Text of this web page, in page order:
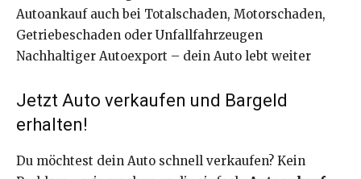
Autoankauf auch bei Totalschaden, Motorschaden,
Getriebeschaden oder Unfallfahrzeugen
Nachhaltiger Autoexport – dein Auto lebt weiter
Jetzt Auto verkaufen und Bargeld
erhalten!
Du möchtest dein Auto schnell verkaufen? Kein